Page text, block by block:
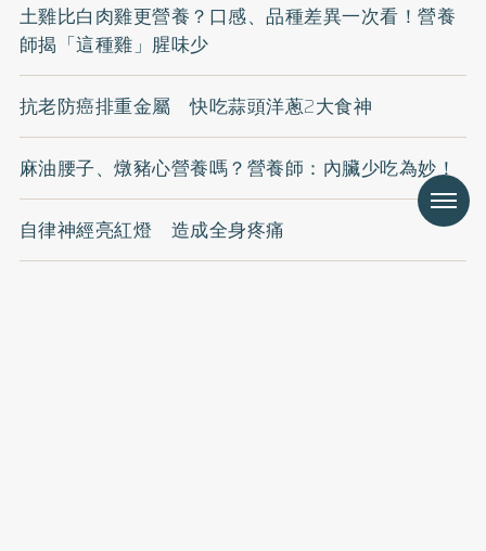
土雞比白肉雞更營養？口感、品種差異一次看！營養
師揭「這種雞」腥味少
抗老防癌排重金屬 快吃蒜頭洋蔥2大食神
麻油腰子、燉豬心營養嗎？營養師：內臟少吃為妙！
自律神經亮紅燈 造成全身疼痛
Menu